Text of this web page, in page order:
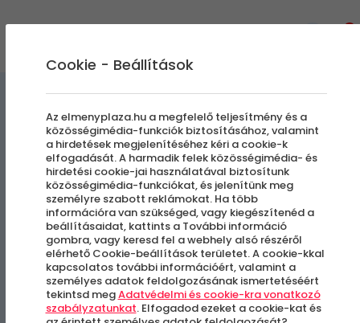
Exkluzív szórakoztató est
színpadi köszöntéssel | Elöl
- I. kategóriás helyen |
Vörös Neon
Budapest, VII. kerület
Cookie - Beállítások
Az elmenyplaza.hu a megfelelő teljesítmény és a
közösségimédia-funkciók biztosításához, valamint
a hirdetések megjelenítéséhez kéri a cookie-k
elfogadását. A harmadik felek közösségimédia- és
hirdetési cookie-jai használatával biztosítunk
közösségimédia-funkciókat, és jelenítünk meg
személyre szabott reklámokat. Ha több
információra van szükséged, vagy kiegészítenéd a
beállításaidat, kattints a További információ
gombra, vagy keresd fel a webhely alsó részéről
elérhető Cookie-beállítások területet. A cookie-kkal
kapcsolatos további információért, valamint a
személyes adatok feldolgozásának ismertetéséért
tekintsd megAdatvédelmi és cookie-kra vonatkozó
szabályzatunkat. Elfogadod ezeket a cookie-kat és